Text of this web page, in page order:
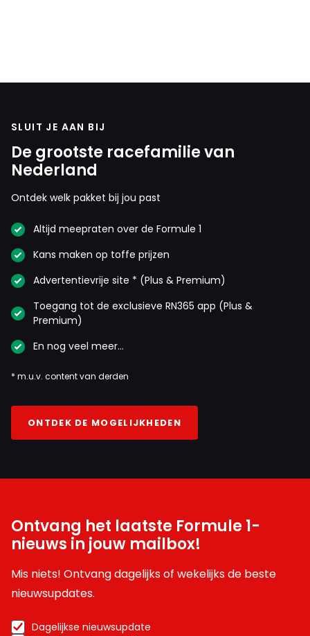
SLUIT JE AAN BIJ
De grootste racefamilie van
Nederland
Ontdek welk pakket bij jou past
Altijd meepraten over de Formule 1
Kans maken op toffe prijzen
Advertentievrije site * (Plus & Premium)
Toegang tot de exclusieve RN365 app (Plus &
Premium)
En nog veel meer…
* m.u.v. content van derden
ONTDEK DE MOGELIJKHEDEN
Ontvang het laatste Formule 1-
nieuws in jouw mailbox!
Mis niets! Ontvang dagelijks of wekelijks de beste
nieuwsupdates.
Dagelijkse nieuwsupdate